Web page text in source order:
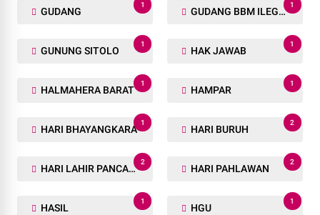
GUDANG
1
GUDANG BBM ILEGAL
1
GUNUNG SITOLO
1
HAK JAWAB
1
HALMAHERA BARAT
1
HAMPAR
1
HARI BHAYANGKARA
1
HARI BURUH
2
HARI LAHIR PANCASILA
2
HARI PAHLAWAN
2
HASIL
1
HGU
1